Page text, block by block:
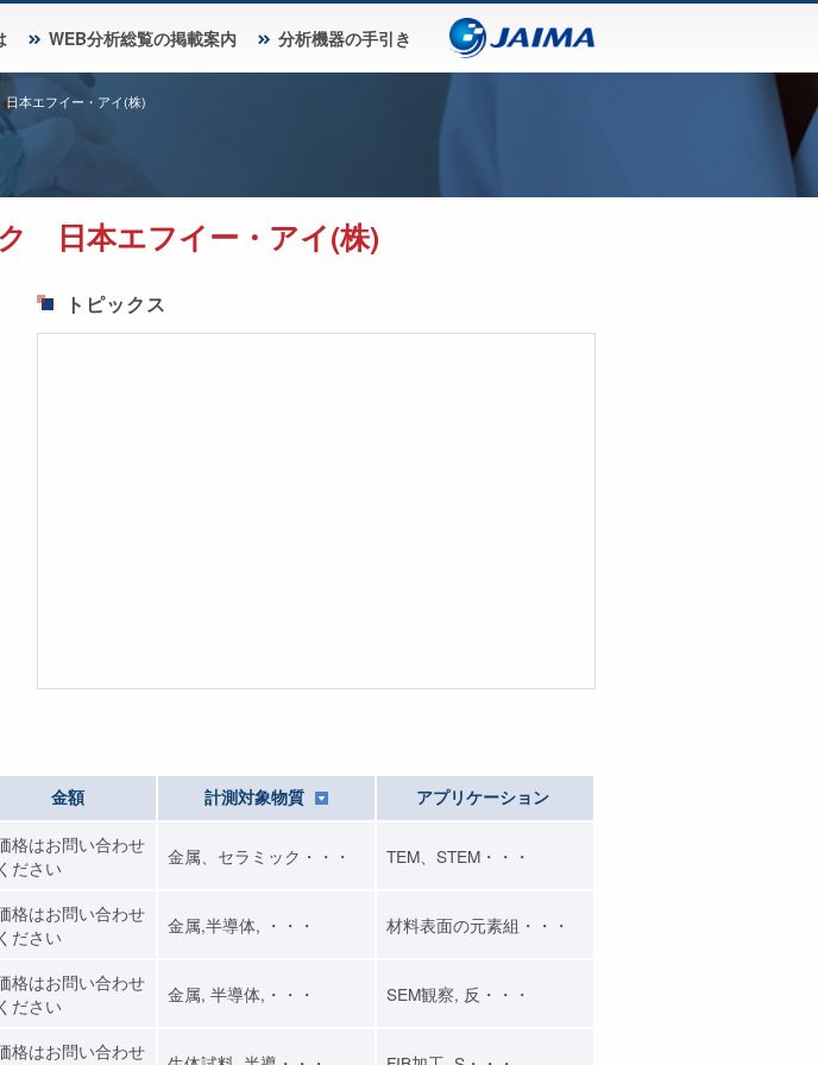
WEB分析総覧の掲載案内 分析機器の手引き
本エフイー・アイ(株)
日本エフイー・アイ(株)
トピックス
金額 計測対象物質 アプリケーション
格はお問い合わせ
ください
金属、セラミック・・・ TEM、STEM・・・
格はお問い合わせ
ください
金属,半導体, ・・・ 材料表面の元素組・・・
格はお問い合わせ
ください
金属, 半導体,・・・ SEM観察, 反・・・
格はお問い合わせ